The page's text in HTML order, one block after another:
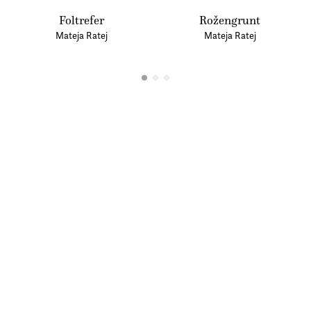
Foltrefer
Mateja Ratej
Rožengrunt
Mateja Ratej